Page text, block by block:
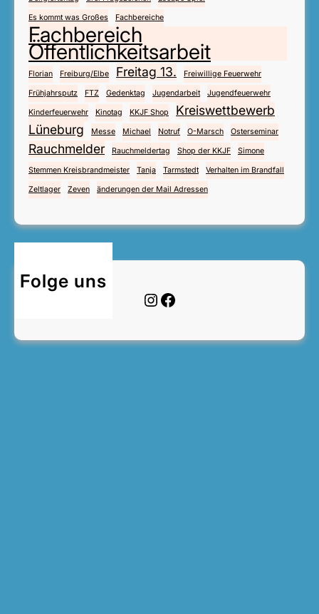
Es kommt was Großes Fachbereiche
Fachbereich
Öffentlichkeitsarbeit
Florian Freiburg/Elbe Freitag 13. Freiwillige Feuerwehr
Frühjahrsputz FTZ Gedenktag Jugendarbeit Jugendfeuerwehr
Kinderfeuerwehr Kinotag KKJF Shop
Kreiswettbewerb
Lüneburg
Messe Michael Notruf O-Marsch Osterseminar
Rauchmelder Rauchmeldertag Shop der KKJF Simone
Stemmen Kreisbrandmeister Tanja Tarmstedt Verhalten im Brandfall
Zeltlager Zeven änderungen der Mail Adressen
Folge uns
Instagram Facebook